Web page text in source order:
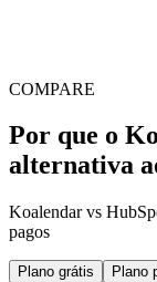
COMPARE
Por que o
alternativa
Koalendar vs
pagos
Plano grátis Plano